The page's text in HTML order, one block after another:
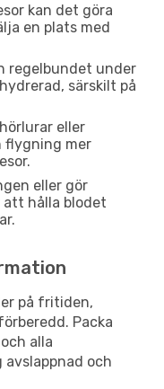
kan det göra
en plats med
regelbundet under
särskilt på
eller
flygning mer
eller gör
hålla blodet
på fritiden,
Packa
alla
och